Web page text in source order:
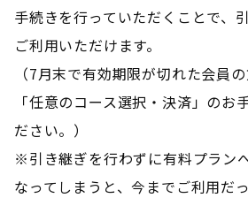
手続きを行っていただくことで、
ご利用いただけます。
（7月末で有効期限が切れた会員
「任意のコース選択・決済」のお
ださい。）
※引き継ぎを行わずに有料プラン
なってしまうと、今までご利用だ